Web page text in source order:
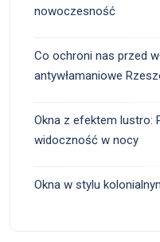
nowoczesność
Co ochroni nas przed
antywłamaniowe
Okna z efektem lustro:
widoczność w nocy
Okna w stylu